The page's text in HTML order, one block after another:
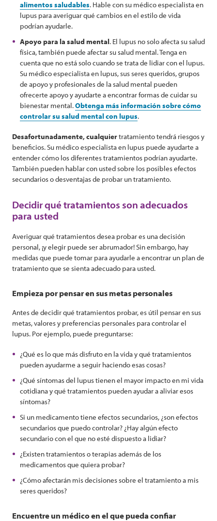
alimentos saludables. Hable con su médico especialista en
lupus para averiguar qué cambios en el estilo de vida
podrían ayudarle.
Apoyo para la salud mental. El lupus no solo afecta su salud
física, también puede afectar su salud mental. Tenga en
cuenta que no está solo cuando se trata de lidiar con el lupus.
Su médico especialista en lupus, sus seres queridos, grupos
de apoyo y profesionales de la salud mental pueden
ofrecerte apoyo y ayudarte a encontrar formas de cuidar su
bienestar mental.Obtenga más información sobre cómo
controlar su salud mental con lupus.
Desafortunadamente, cualquiertratamiento tendrá riesgos y
beneficios. Su médico especialista en lupus puede ayudarte a
entender cómo los diferentes tratamientos podrían ayudarte.
También pueden hablar con usted sobre los posibles efectos
secundarios o desventajas de probar un tratamiento.
Decidir qué tratamientos son adecuados
para usted
Averiguar qué tratamientos desea probar es una decisión
personal, ¡y elegir puede ser abrumador! Sin embargo, hay
medidas que puede tomar para ayudarle a encontrar un plan de
tratamiento que se sienta adecuado para usted.
Empieza por pensar en sus metas personales
Antes de decidir qué tratamientos probar, es útil pensar en sus
metas, valores y preferencias personales para controlar el
lupus. Por ejemplo, puede preguntarse:
¿Qué es lo que más disfruto en la vida y qué tratamientos
pueden ayudarme a seguir haciendo esas cosas?
¿Qué síntomas del lupus tienen el mayor impacto en mi vida
cotidiana y qué tratamientos pueden ayudar a aliviar esos
síntomas?
Si un medicamento tiene efectos secundarios, ¿son efectos
secundarios que puedo controlar? ¿Hay algún efecto
secundario con el que no esté dispuesto a lidiar?
¿Existen tratamientos o terapias además de los
medicamentos que quiera probar?
¿Cómo afectarán mis decisiones sobre el tratamiento a mis
seres queridos?
Encuentre un médico en el que pueda confiar